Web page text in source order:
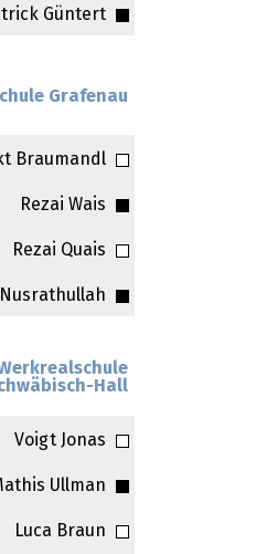
Güntert
Grafenau
Braumandl
Rezai Wais
Rezai Quais
Hall
Voigt Jonas
Ullman
Luca Braun